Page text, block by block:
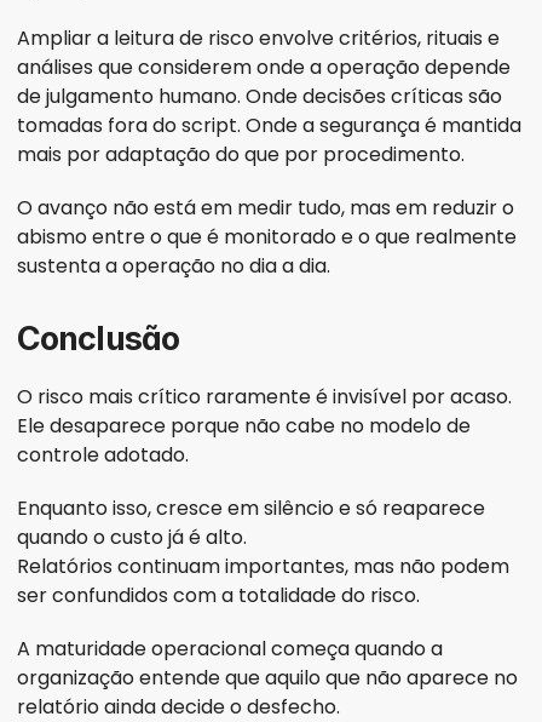
Ampliar a leitura de risco envolve critérios, rituais e
análises que considerem onde a operação depende
de julgamento humano. Onde decisões críticas são
tomadas fora do script. Onde a segurança é mantida
mais por adaptação do que por procedimento.
O avanço não está em medir tudo, mas em reduzir o
abismo entre o que é monitorado e o que realmente
sustenta a operação no dia a dia.
Conclusão
O risco mais crítico raramente é invisível por acaso.
Ele desaparece porque não cabe no modelo de
controle adotado.
Enquanto isso, cresce em silêncio e só reaparece
quando o custo já é alto.
Relatórios continuam importantes, mas não podem
ser confundidos com a totalidade do risco.
A maturidade operacional começa quando a
organização entende que aquilo que não aparece no
relatório ainda decide o desfecho.